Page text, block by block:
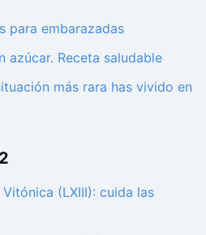
para embarazadas
azúcar. Receta saludable
más rara has vivido en
(LXIII): cuida las